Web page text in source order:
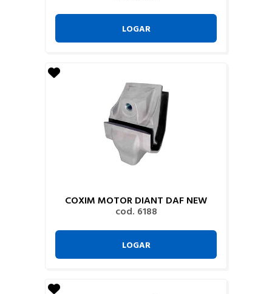
LOGAR
COXIM MOTOR DIANT DAF NEW
cod. 6188
LOGAR